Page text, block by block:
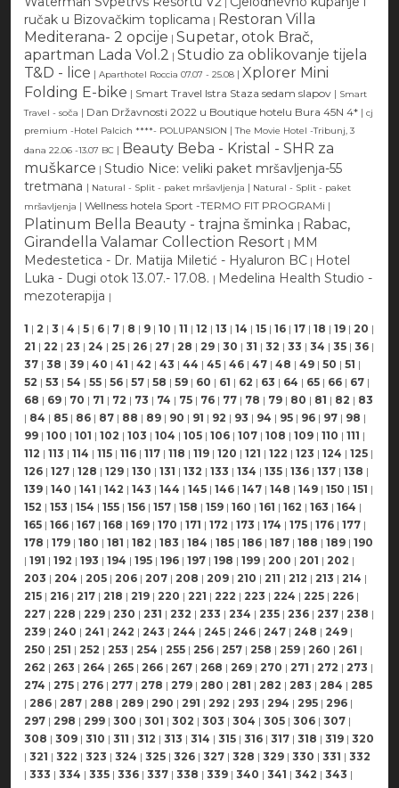
ručak u Bizovačkim toplicama | Restoran Villa
Mediterana- 2 opcije | Supetar, otok Brač,
apartman Lada Vol.2 | Studio za oblikovanje tijela
T&D - lice | Aparthotel Roccia 07.07 - 25.08 | Xplorer Mini
Folding E-bike | Smart Travel Istra Staza sedam slapov | Smart
Travel - soča | Dan Državnosti 2022 u Boutique hotelu Bura 45N 4* | cj
premium -Hotel Palcich ****- POLUPANSION | The Movie Hotel -Tribunj, 3
dana 22.06 -13.07 BC | Beauty Beba - Kristal - SHR za
muškarce | Studio Nice: veliki paket mršavljenja-55
tretmana | Natural - Split - paket mršavljenja | Natural - Split - paket
mršavljenja | Wellness hotela Sport -TERMO FIT PROGRAMi |
Platinum Bella Beauty - trajna šminka | Rabac,
Girandella Valamar Collection Resort | MM
Medestetica - Dr. Matija Miletić - Hyaluron BC | Hotel
Luka - Dugi otok 13.07.- 17.08. | Medelina Health Studio -
mezoterapija |
1 | 2 | 3 | 4 | 5 | 6 | 7 | 8 | 9 | 10 | 11 | 12 | 13 | 14 | 15 | 16 | 17 | 18 | 19 | 20 |
21 | 22 | 23 | 24 | 25 | 26 | 27 | 28 | 29 | 30 | 31 | 32 | 33 | 34 | 35 | 36 |
37 | 38 | 39 | 40 | 41 | 42 | 43 | 44 | 45 | 46 | 47 | 48 | 49 | 50 | 51 |
52 | 53 | 54 | 55 | 56 | 57 | 58 | 59 | 60 | 61 | 62 | 63 | 64 | 65 | 66 | 67 |
68 | 69 | 70 | 71 | 72 | 73 | 74 | 75 | 76 | 77 | 78 | 79 | 80 | 81 | 82 | 83
| 84 | 85 | 86 | 87 | 88 | 89 | 90 | 91 | 92 | 93 | 94 | 95 | 96 | 97 | 98 |
99 | 100 | 101 | 102 | 103 | 104 | 105 | 106 | 107 | 108 | 109 | 110 | 111 |
112 | 113 | 114 | 115 | 116 | 117 | 118 | 119 | 120 | 121 | 122 | 123 | 124 | 125 |
126 | 127 | 128 | 129 | 130 | 131 | 132 | 133 | 134 | 135 | 136 | 137 | 138 |
139 | 140 | 141 | 142 | 143 | 144 | 145 | 146 | 147 | 148 | 149 | 150 | 151 |
152 | 153 | 154 | 155 | 156 | 157 | 158 | 159 | 160 | 161 | 162 | 163 | 164 |
165 | 166 | 167 | 168 | 169 | 170 | 171 | 172 | 173 | 174 | 175 | 176 | 177 |
178 | 179 | 180 | 181 | 182 | 183 | 184 | 185 | 186 | 187 | 188 | 189 | 190
| 191 | 192 | 193 | 194 | 195 | 196 | 197 | 198 | 199 | 200 | 201 | 202 |
203 | 204 | 205 | 206 | 207 | 208 | 209 | 210 | 211 | 212 | 213 | 214 |
215 | 216 | 217 | 218 | 219 | 220 | 221 | 222 | 223 | 224 | 225 | 226 |
227 | 228 | 229 | 230 | 231 | 232 | 233 | 234 | 235 | 236 | 237 | 238 |
239 | 240 | 241 | 242 | 243 | 244 | 245 | 246 | 247 | 248 | 249 |
250 | 251 | 252 | 253 | 254 | 255 | 256 | 257 | 258 | 259 | 260 | 261 |
262 | 263 | 264 | 265 | 266 | 267 | 268 | 269 | 270 | 271 | 272 | 273 |
274 | 275 | 276 | 277 | 278 | 279 | 280 | 281 | 282 | 283 | 284 | 285
| 286 | 287 | 288 | 289 | 290 | 291 | 292 | 293 | 294 | 295 | 296 |
297 | 298 | 299 | 300 | 301 | 302 | 303 | 304 | 305 | 306 | 307 |
308 | 309 | 310 | 311 | 312 | 313 | 314 | 315 | 316 | 317 | 318 | 319 | 320
| 321 | 322 | 323 | 324 | 325 | 326 | 327 | 328 | 329 | 330 | 331 | 332
| 333 | 334 | 335 | 336 | 337 | 338 | 339 | 340 | 341 | 342 | 343 |